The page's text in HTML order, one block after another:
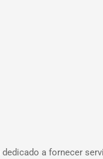
a fornecer